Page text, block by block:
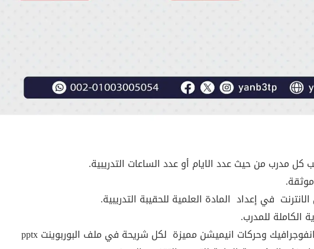
مدرب من حيث عدد الايام أو عدد الساعات التدريبية.
في إعداد المادة العلمية للحقيبة التدريبية.
الكاملة للمدرب.
وحركات انيميشن مميزة لكل شريحة في ملف البوربوينت pptx